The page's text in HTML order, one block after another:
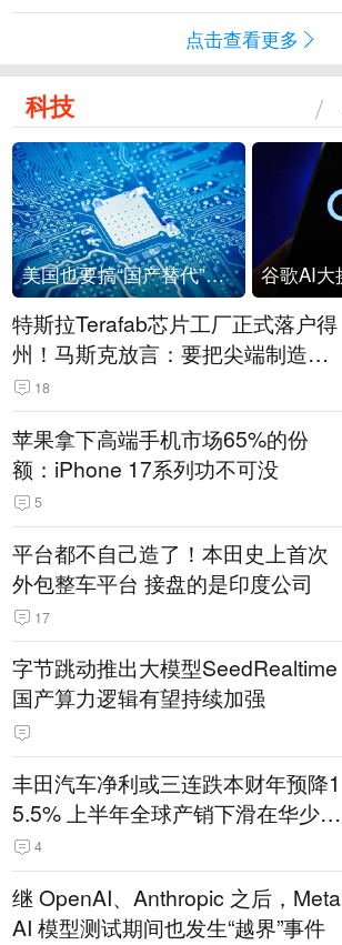
点击查看更多
科技
美国也要搞“国产替代”？先算清三笔账
特斯拉Terafab芯片工厂正式落户得
州！马斯克放言：要把尖端制造带
回美国
18
苹果拿下高端手机市场65%的份
额：iPhone 17系列功不可没
5
平台都不自己造了！本田史上首次
外包整车平台 接盘的是印度公司
17
字节跳动推出大模型SeedRealtime
国产算力逻辑有望持续加强
丰田汽车净利或三连跌本财年预降1
5.5% 上半年全球产销下滑在华少卖
14.3万辆
4
继 OpenAI、Anthropic 之后，Meta
AI 模型测试期间也发生“越界”事件